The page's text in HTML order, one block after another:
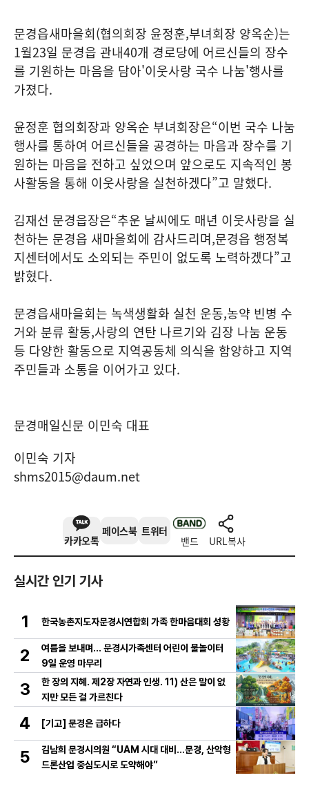
문경읍새마을회(협의회장 윤정훈,부녀회장 양옥순)는
1월23일 문경읍 관내40개 경로당에 어르신들의 장수
를 기원하는 마음을 담아'이웃사랑 국수 나눔'행사를
가졌다.
윤정훈 협의회장과 양옥순 부녀회장은“이번 국수 나눔
행사를 통하여 어르신들을 공경하는 마음과 장수를 기
원하는 마음을 전하고 싶었으며 앞으로도 지속적인 봉
사활동을 통해 이웃사랑을 실천하겠다”고 말했다.
김재선 문경읍장은“추운 날씨에도 매년 이웃사랑을 실
천하는 문경읍 새마을회에 감사드리며,문경읍 행정복
지센터에서도 소외되는 주민이 없도록 노력하겠다”고
밝혔다.
문경읍새마을회는 녹색생활화 실천 운동,농약 빈병 수
거와 분류 활동,사랑의 연탄 나르기와 김장 나눔 운동
등 다양한 활동으로 지역공동체 의식을 함양하고 지역
주민들과 소통을 이어가고 있다.
문경매일신문 이민숙 대표
이민숙 기자
shms2015@daum.net
카카오톡
페이스북 트위터
밴드 URL복사
실시간 인기 기사
1 한국농촌지도자문경시연합회 가족 한마음대회 성황
2
여름을 보내며… 문경시가족센터 어린이 물놀이터
9일 운영 마무리
3
한 장의 지혜. 제2장 자연과 인생. 11) 산은 말이 없
지만 모든 걸 가르친다
4 [기고] 문경은 급하다
5
김남희 문경시의원 “UAM 시대 대비…문경, 산악형
드론산업 중심도시로 도약해야”